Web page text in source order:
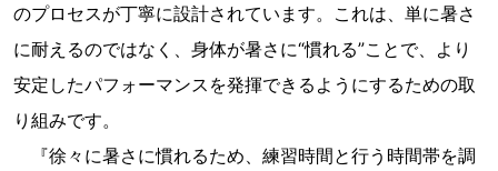
のプロセスが丁寧に設計されています。これは、単に暑さ
に耐えるのではなく、身体が暑さに“慣れる”ことで、より
安定したパフォーマンスを発揮できるようにするための取
り組みです。
『徐々に暑さに慣れるため、練習時間と行う時間帯を調